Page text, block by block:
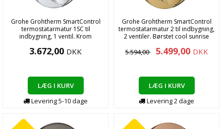
Grohe Grohtherm SmartControl
termostatarmatur 1SC til
indbygning, 1 ventil. Krom
3.672,00 DKK
LÆG I KURV
Levering5-10dage
Grohe Grohtherm SmartControl
termostatarmatur 2 til indbygning,
2 ventiler. Børstet cool sunrise
5.594,00 5.499,00 DKK
LÆG I KURV
Levering2dage